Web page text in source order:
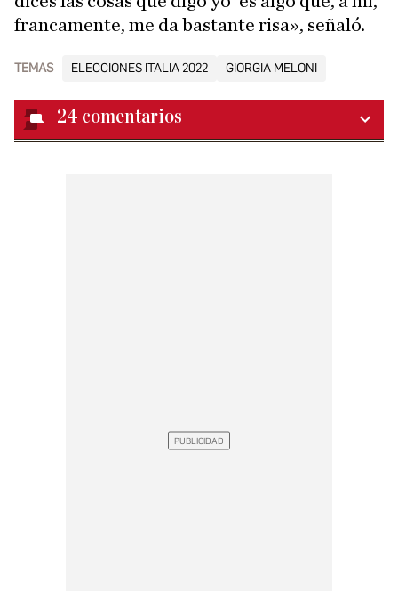
francamente, me da bastante risa», señaló.
TEMAS ELECCIONES ITALIA 2022 GIORGIA MELONI
24 comentarios